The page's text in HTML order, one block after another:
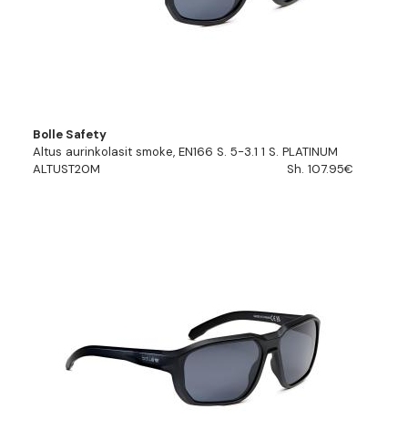
Bolle Safety
Altus aurinkolasit smoke, EN166 S. 5-3.1 1 S. PLATINUM
ALTUST20M
Sh. 107.95€